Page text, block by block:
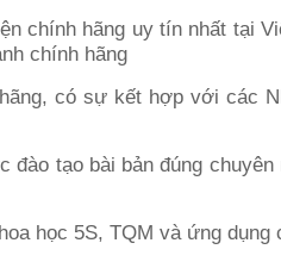
chính hãng uy tín nhất tại
chính hãng
có sự kết hợp với các
tạo bài bản đúng
học 5S, TQM và ứng dụng